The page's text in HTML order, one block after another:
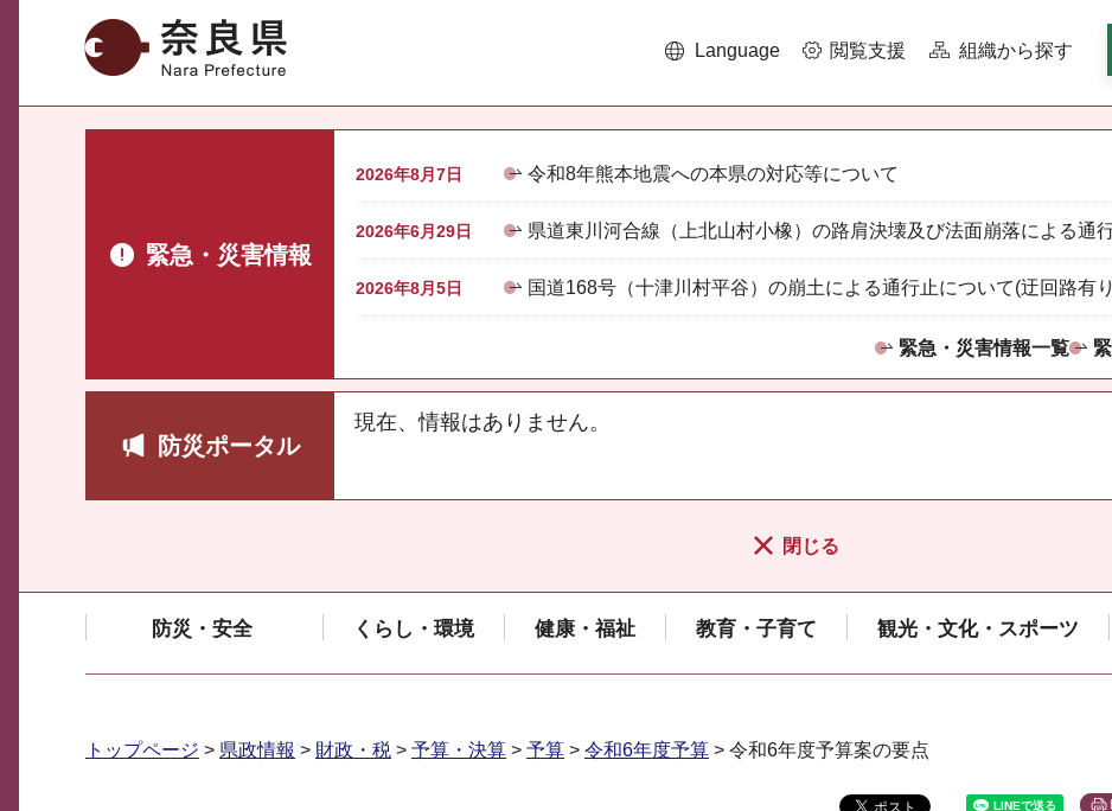
奈良県 Language 閲覧支援 組織から探す
緊急・災害情報
2026年8月7日 令和8年熊本地震への本県の対応等について
2026年6月29日 県道東川河合線（上北山村小橡）の路肩決壊及び法面崩落による通
2026年8月5日 国道168号（十津川村平谷）の崩土による通行止について(迂回路有
緊急・災害情報一覧
防災ポータル
現在、情報はありません。
閉じる
防災・安全 くらし・環境 健康・福祉 教育・子育て 観光・文化・スポーツ
トップページ > 県政情報 > 財政・税 > 予算・決算 > 予算 > 令和6年度予算 > 令和6年度予算案の要点